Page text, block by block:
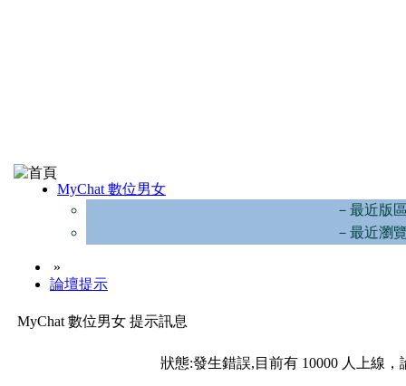
MyChat 數位男女
－最近版
－最近瀏
»
論壇提示
MyChat 數位男女 提示訊息
狀態:發生錯誤,目前有 10000 人上線